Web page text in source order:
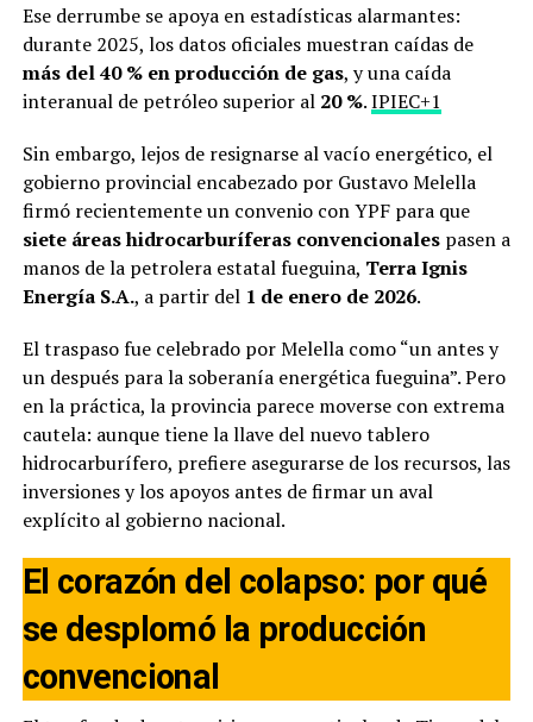
Ese derrumbe se apoya en estadísticas alarmantes:
durante 2025, los datos oficiales muestran caídas de
más del 40 % en producción de gas, y una caída
interanual de petróleo superior al 20 %.IPIEC+1
Sin embargo, lejos de resignarse al vacío energético, el
gobierno provincial encabezado por Gustavo Melella
firmó recientemente un convenio con YPF para que
siete áreas hidrocarburíferas convencionalespasen a
manos de la petrolera estatal fueguina, Terra Ignis
Energía S.A., a partir del 1 de enero de 2026.
El traspaso fue celebrado por Melella como “un antes y
un después para la soberanía energética fueguina”. Pero
en la práctica, la provincia parece moverse con extrema
cautela: aunque tiene la llave del nuevo tablero
hidrocarburífero, prefiere asegurarse de los recursos, las
inversiones y los apoyos antes de firmar un aval
explícito al gobierno nacional.
El corazón del colapso: por qué
se desplomó la producción
convencional